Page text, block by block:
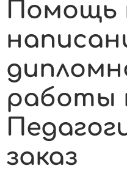
Помощь
работы
заказ